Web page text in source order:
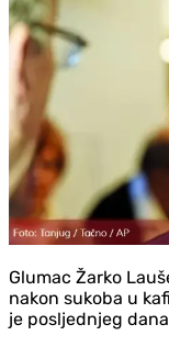
Glumac Žarko
nakon sukoba u
je posljednjeg